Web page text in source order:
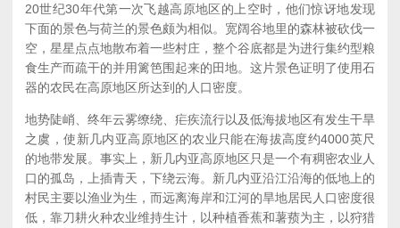
20世纪30年代第一次飞越高原地区的上空时，他们惊讶地发现
下面的景色与荷兰的景色颇为相似。宽阔谷地里的森林被砍伐一
空，星星点点地散布着一些村庄，整个谷底都是为进行集约型粮
食生产而疏干的并用篱笆围起来的田地。这片景色证明了使用石
器的农民在高原地区所达到的人口密度。
地势陡峭、终年云雾缭绕、疟疾流行以及低海拔地区有发生干旱
之虞，使新几内亚高原地区的农业只能在海拔高度约4000英尺
的地带发展。事实上，新几内亚高原地区只是一个有稠密农业人
口的孤岛，上插青天，下绕云海。新几内亚沿江沿海的低地上的
村民主要以渔业为生，而远离海岸和江河的旱地居民人口密度很
低，靠刀耕火种农业维持生计，以种植香蕉和薯蓣为主，以狩猎